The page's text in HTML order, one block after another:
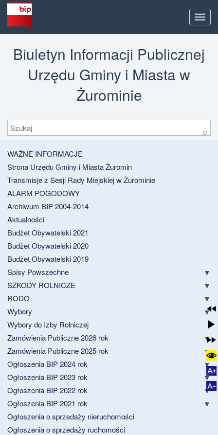
Menu
Biuletyn Informacji Publicznej
Urzędu Gminy i Miasta w
Żurominie
Szukaj
⚲
WAŻNE INFORMACJE
Strona Urzędu Gminy i Miasta Żuromin
Transmisje z Sesji Rady Miejskiej w Żurominie
ALARM POGODOWY
Archiwum BIP 2004-2014
Aktualności
Budżet Obywatelski 2021
Budżet Obywatelski 2020
Budżet Obywatelski 2019
Spisy Powszechne
SZKODY ROLNICZE
RODO
Wybory
Wybory do Izby Rolniczej
Zamówienia Publiczne 2026 rok
Zamówienia Publiczne 2025 rok
Ogłoszenia BIP 2024 rok
Ogłoszenia BIP 2023 rok
Ogłoszenia BIP 2022 rok
Ogłoszenia BIP 2021 rok
Ogłoszenia o sprzedaży nieruchomości
Ogłoszenia o sprzedaży ruchomości